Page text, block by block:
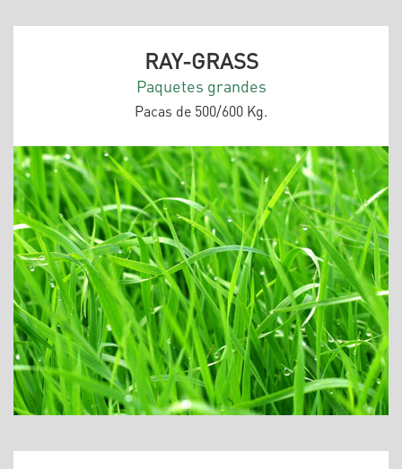
RAY-GRASS
Paquetes grandes
Pacas de 500/600 Kg.